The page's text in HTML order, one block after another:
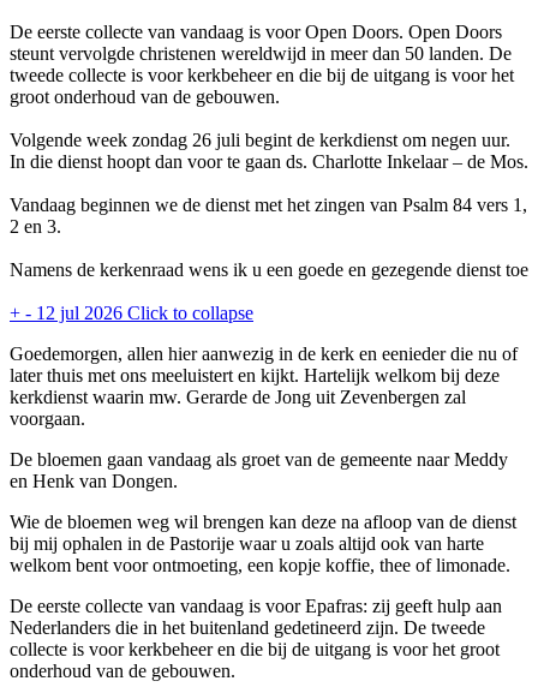
De eerste collecte van vandaag is voor Open Doors. Open Doors
steunt vervolgde christenen wereldwijd in meer dan 50 landen. De
tweede collecte is voor kerkbeheer en die bij de uitgang is voor het
groot onderhoud van de gebouwen.
Volgende week zondag 26 juli begint de kerkdienst om negen uur.
In die dienst hoopt dan voor te gaan ds. Charlotte Inkelaar – de Mos.
Vandaag beginnen we de dienst met het zingen van Psalm 84 vers 1,
2 en 3.
Namens de kerkenraad wens ik u een goede en gezegende dienst toe
+ - 12 jul 2026 Click to collapse
Goedemorgen, allen hier aanwezig in de kerk en eenieder die nu of
later thuis met ons meeluistert en kijkt. Hartelijk welkom bij deze
kerkdienst waarin mw. Gerarde de Jong uit Zevenbergen zal
voorgaan.
De bloemen gaan vandaag als groet van de gemeente naar Meddy
en Henk van Dongen.
Wie de bloemen weg wil brengen kan deze na afloop van de dienst
bij mij ophalen in de Pastorije waar u zoals altijd ook van harte
welkom bent voor ontmoeting, een kopje koffie, thee of limonade.
De eerste collecte van vandaag is voor Epafras: zij geeft hulp aan
Nederlanders die in het buitenland gedetineerd zijn. De tweede
collecte is voor kerkbeheer en die bij de uitgang is voor het groot
onderhoud van de gebouwen.